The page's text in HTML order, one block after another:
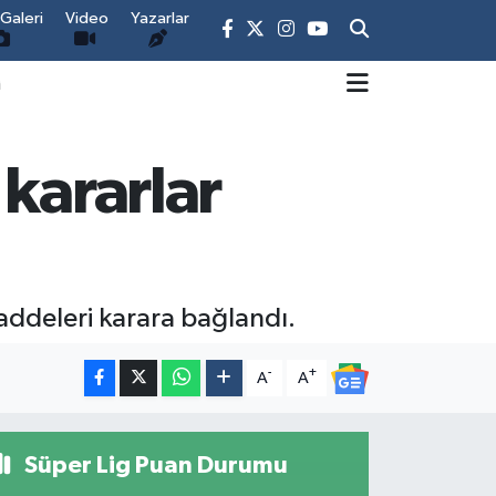
Video Yazarlar
karara bağlandı.
A- A+
Süper Lig Puan Durumu